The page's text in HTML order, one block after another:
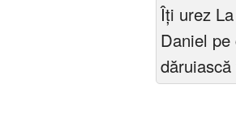
Îți urez
Daniel